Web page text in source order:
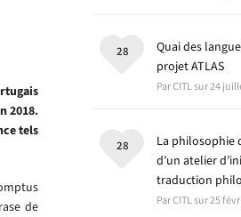
2018.
tels
de
Quai des
projet ATLAS
Par CITL sur 24
28
La philosophie
d’un atelier
traduction
Par CITL sur 25
28